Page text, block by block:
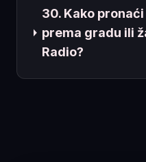
30. Kako
prema gradu ili
Radio?